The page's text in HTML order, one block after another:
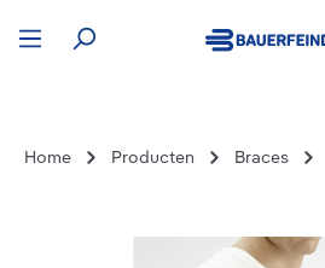
Home Producten Braces
Afbeeldingengalerij overslaan